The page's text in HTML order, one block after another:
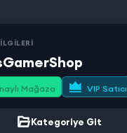
Mağaza VIP Satıcı
Kategoriye Git